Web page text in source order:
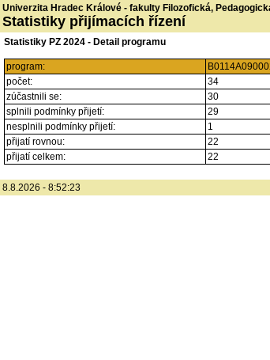
Univerzita Hradec Králové - fakulty Filozofická,
Statistiky přijímacích řízení
Statistiky PZ 2024 - Detail programu
program:
počet:
34
zúčastnili se:
30
splnili podmínky přijetí:
29
nesplnili podmínky přijetí:
1
přijatí rovnou:
22
přijatí celkem:
22
8.8.2026 - 8:52:23